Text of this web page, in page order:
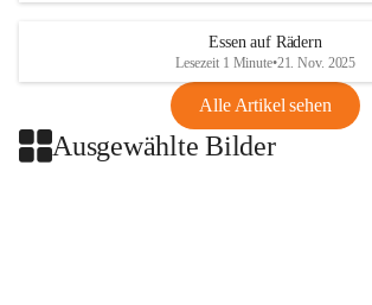
Essen auf Rädern
Lesezeit 1 Minute•21. Nov. 2025
Alle Artikel sehen
Ausgewählte Bilder